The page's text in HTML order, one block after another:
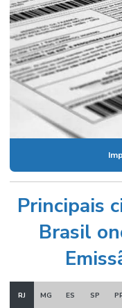
Principais
Brasil
RJ MG ES SP